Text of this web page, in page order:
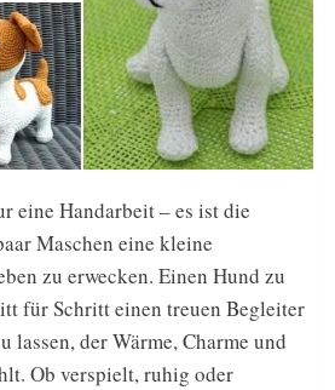
eine Handarbeit – es ist die
Maschen eine kleine
zu erwecken. Einen Hund zu
für Schritt einen treuen Begleiter
lassen, der Wärme, Charme und
Ob verspielt, ruhig oder